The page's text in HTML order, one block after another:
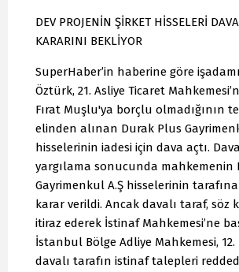
DEV PROJENİN ŞİRKET HİSSELERİ
KARARINI BEKLİYOR
SuperHaber’in haberine göre
Öztürk, 21. Asliye Ticaret
Fırat Muşlu'ya borçlu olmadığının
elinden alınan Durak Plus
hisselerinin iadesi için dava açtı.
yargılama sonucunda mahkemenin
Gayrimenkul A.Ş hisselerinin
karar verildi. Ancak davalı taraf, söz
itiraz ederek İstinaf Mahkemesi’ne
İstanbul Bölge Adliye Mahkemesi,
davalı tarafın istinaf talepleri